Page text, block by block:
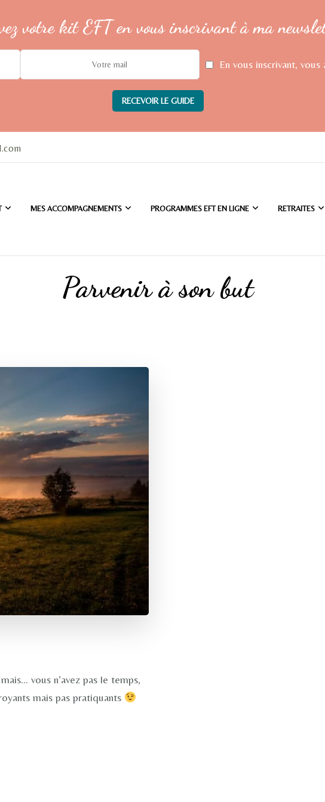
votre kit EFT en vous inscrivant à ma
En vous inscrivant,
MES ACCOMPAGNEMENTS PROGRAMMES EFT EN LIGNE RETRAITES
Parvenir à son but
vous n’avez pas le temps,
mais pas pratiquants